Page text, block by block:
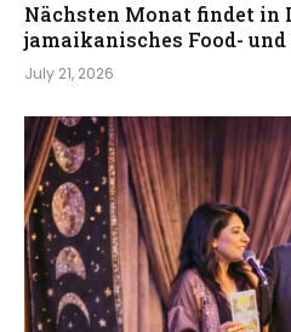
Nächsten Monat findet in
jamaikanisches Food-
July 21, 2026